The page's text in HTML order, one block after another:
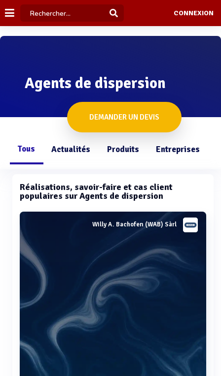
CONNEXION
Agents de dispersion
DEMANDER UN DEVIS
Tous Actualités Produits Entreprises
Réalisations, savoir-faire et cas client
populaires sur Agents de dispersion
Willy A. Bachofen (WAB) Sàrl